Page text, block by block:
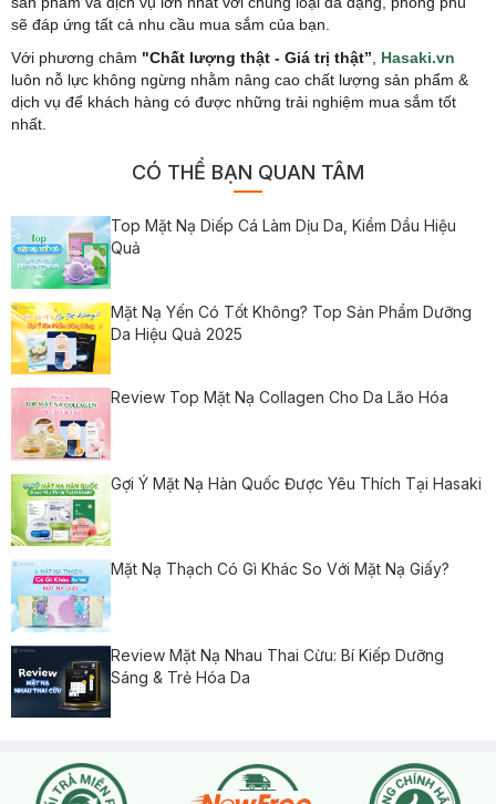
sẽ đáp ứng tất cả nhu cầu mua sắm của bạn.
Với phương châm "Chất lượng thật - Giá trị thật”
Hasaki.vn
luôn nỗ lực không ngừng nhằm nâng cao chất lượng sản phẩm &
dịch vụ để khách hàng có được những trải nghiệm mua sắm tốt
nhất.
CÓ THỂ BẠN QUAN TÂM
Top Mặt Nạ Diếp Cá Làm Dịu Da, Kiềm Dầu Hiệu
Quả
Mặt Nạ Yến Có Tốt Không? Top Sản Phẩm Dưỡng
Da Hiệu Quả 2025
Review Top Mặt Nạ Collagen Cho Da Lão Hóa
Gợi Ý Mặt Nạ Hàn Quốc Được Yêu Thích Tại Hasaki
Mặt Nạ Thạch Có Gì Khác So Với Mặt Nạ Giấy?
Review Mặt Nạ Nhau Thai Cừu: Bí Kiếp Dưỡng
Sáng & Trẻ Hóa Da